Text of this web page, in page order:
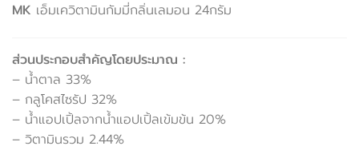
MK เอ็มเควิตามินกัมมี่กลิ่นเลมอน 24กรัม
ส่วนประกอบสำคัญโดยประมาณ :
– น้ำตาล 33%
– กลูโคสไซรัป 32%
– น้ำแอปเปิ้ลจากน้ำแอปเปิ้ลเข้มข้น 20%
– วิตามินรวม 2.44%